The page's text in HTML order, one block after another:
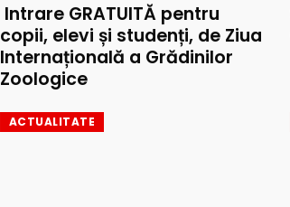
Intrare GRATUITĂ pentru
copii, elevi și studenți, de Ziua
Internațională a Grădinilor
Zoologice
ACTUALITATE